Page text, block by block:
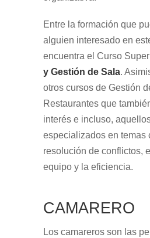
Entre la formación que
alguien interesado en
encuentra el Curso
y Gestión de Sala.
otros cursos de Gestión
Restaurantes que
interés e incluso,
especializados en temas
resolución de conflictos,
equipo y la eficiencia.
CAMARERO
Los camareros son las